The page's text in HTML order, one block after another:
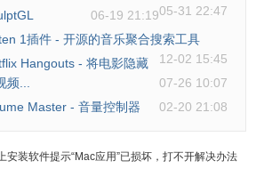
05-31 22:47
06-19 21:19
1插件 - 开源的音乐聚合搜索工具
12-02 15:45
Hangouts - 将电影隐藏
频...
07-26 10:07
Master - 音量控制器
02-20 21:08
安装软件提示“Mac应用”已损坏，打不开解决办法